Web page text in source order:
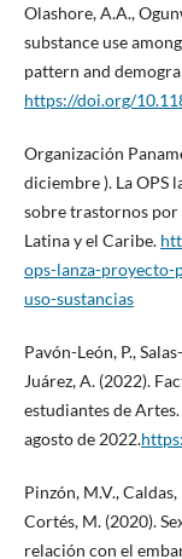
Olashore, A.A.,
substance use
pattern and
https://doi.org/
Organización
diciembre ). La OPS
sobre trastornos por
Latina y el Caribe.
ops-lanza-
uso-sustancias
Pavón-León, P.,
Juárez, A. (2022).
estudiantes de
agosto de 2022.
Pinzón, M.V.,
Cortés, M. (2020).
relación con el